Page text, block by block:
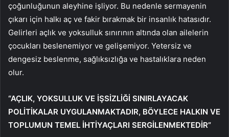
çoğunluğunun aleyhine işliyor. Bu nedenle sermayenin
çıkarı için halkı aç ve fakir bırakmak bir insanlık hatasıdır.
Gelirleri açlık ve yoksulluk sınırının altında olan ailelerin
çocukları beslenemiyor ve gelişemiyor. Yetersiz ve
dengesiz beslenme, sağlıksızlığa ve hastalıklara neden
olur.
“AÇLIK, YOKSULLUK VE İŞSİZLİĞİ SINIRLAYACAK
POLİTİKALAR UYGULANMAKTADIR, BÖYLECE HALKIN VE
TOPLUMUN TEMEL İHTİYAÇLARI SERGİLENMEKTEDİR”